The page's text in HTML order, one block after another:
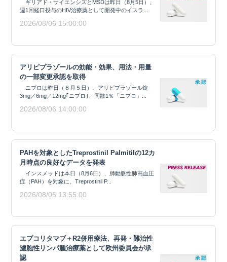
ギリアド・サイエンシズとMSDは昨日（8月5日）、
週1回経口投与のHIV治療薬として開発中のイスラ...
2026/08/06 15:00:00
アリピプラゾールの効能・効果、用法・用量
の一部変更承認を取得
ニプロは昨日（８月５日）、アリピプラゾール錠
3mg／6mg／12mg｢ニプロ｣、同散1％「ニプロ」...
2026/08/06 14:00:00
PAHを対象としたTreprostinil Palmitilの12カ
月時点の良好なデータを発表
インスメッドは本日（8月6日）、肺動脈性肺高血圧
症（PAH）を対象に、Treprostinil P...
2026/08/06 13:55:00
エプコリタマブ＋R2併用療法、再発・難治性
濾胞性リンパ腫治療薬として欧州委員会が承
認